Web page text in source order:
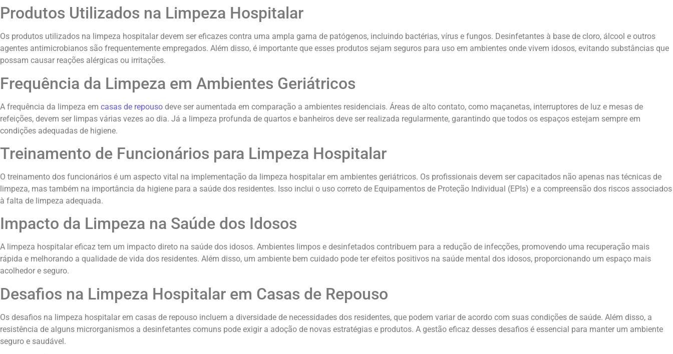
Produtos Utilizados na Limpeza Hospitalar
Os produtos utilizados na limpeza hospitalar devem ser eficazes contra uma ampla gama de patógenos, incluindo bactérias, vírus e fungos. Desinfetantes à base de cloro, álcool e outros
agentes antimicrobianos são frequentemente empregados. Além disso, é importante que esses produtos sejam seguros para uso em ambientes onde vivem idosos, evitando substâncias que
possam causar reações alérgicas ou irritações.
Frequência da Limpeza em Ambientes Geriátricos
A frequência da limpeza em casas de repouso deve ser aumentada em comparação a ambientes residenciais. Áreas de alto contato, como maçanetas, interruptores de luz e mesas de
refeições, devem ser limpas várias vezes ao dia. Já a limpeza profunda de quartos e banheiros deve ser realizada regularmente, garantindo que todos os espaços estejam sempre em
condições adequadas de higiene.
Treinamento de Funcionários para Limpeza Hospitalar
O treinamento dos funcionários é um aspecto vital na implementação da limpeza hospitalar em ambientes geriátricos. Os profissionais devem ser capacitados não apenas nas técnicas de
limpeza, mas também na importância da higiene para a saúde dos residentes. Isso inclui o uso correto de Equipamentos de Proteção Individual (EPIs) e a compreensão dos riscos associados
à falta de limpeza adequada.
Impacto da Limpeza na Saúde dos Idosos
A limpeza hospitalar eficaz tem um impacto direto na saúde dos idosos. Ambientes limpos e desinfetados contribuem para a redução de infecções, promovendo uma recuperação mais
rápida e melhorando a qualidade de vida dos residentes. Além disso, um ambiente bem cuidado pode ter efeitos positivos na saúde mental dos idosos, proporcionando um espaço mais
acolhedor e seguro.
Desafios na Limpeza Hospitalar em Casas de Repouso
Os desafios na limpeza hospitalar em casas de repouso incluem a diversidade de necessidades dos residentes, que podem variar de acordo com suas condições de saúde. Além disso, a
resistência de alguns microrganismos a desinfetantes comuns pode exigir a adoção de novas estratégias e produtos. A gestão eficaz desses desafios é essencial para manter um ambiente
seguro e saudável.